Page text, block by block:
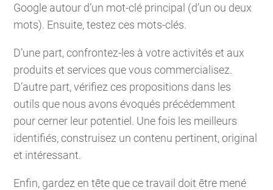
Google autour d’un mot-clé principal (d’un ou deux
mots). Ensuite, testez ces mots-clés.
D’une part, confrontez-les à votre activités et aux
produits et services que vous commercialisez.
D’autre part, vérifiez ces propositions dans les
outils que nous avons évoqués précédemment
pour cerner leur potentiel. Une fois les meilleurs
identifiés, construisez un contenu pertinent, original
et intéressant.
Enfin, gardez en tête que ce travail doit être mené